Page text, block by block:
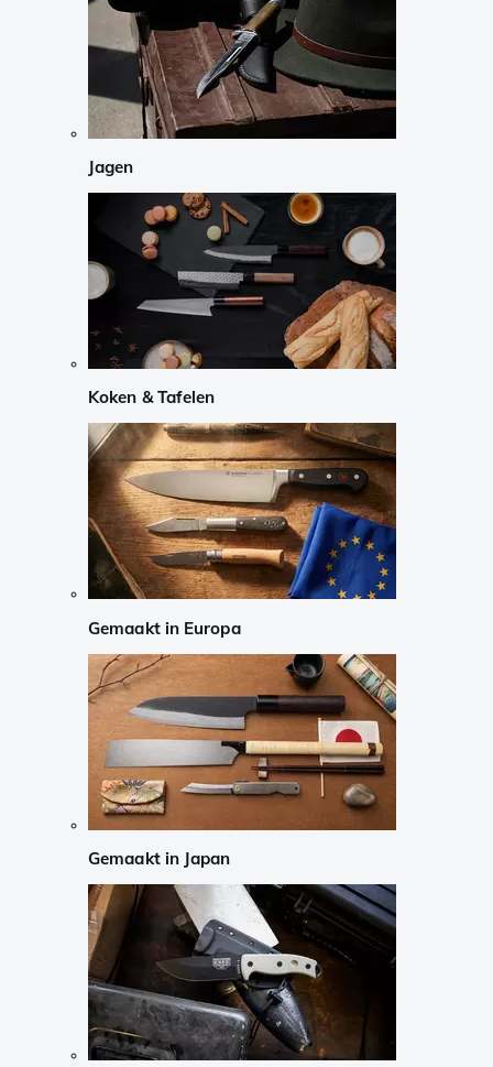
Jagen
Koken & Tafelen
Gemaakt in Europa
Gemaakt in Japan